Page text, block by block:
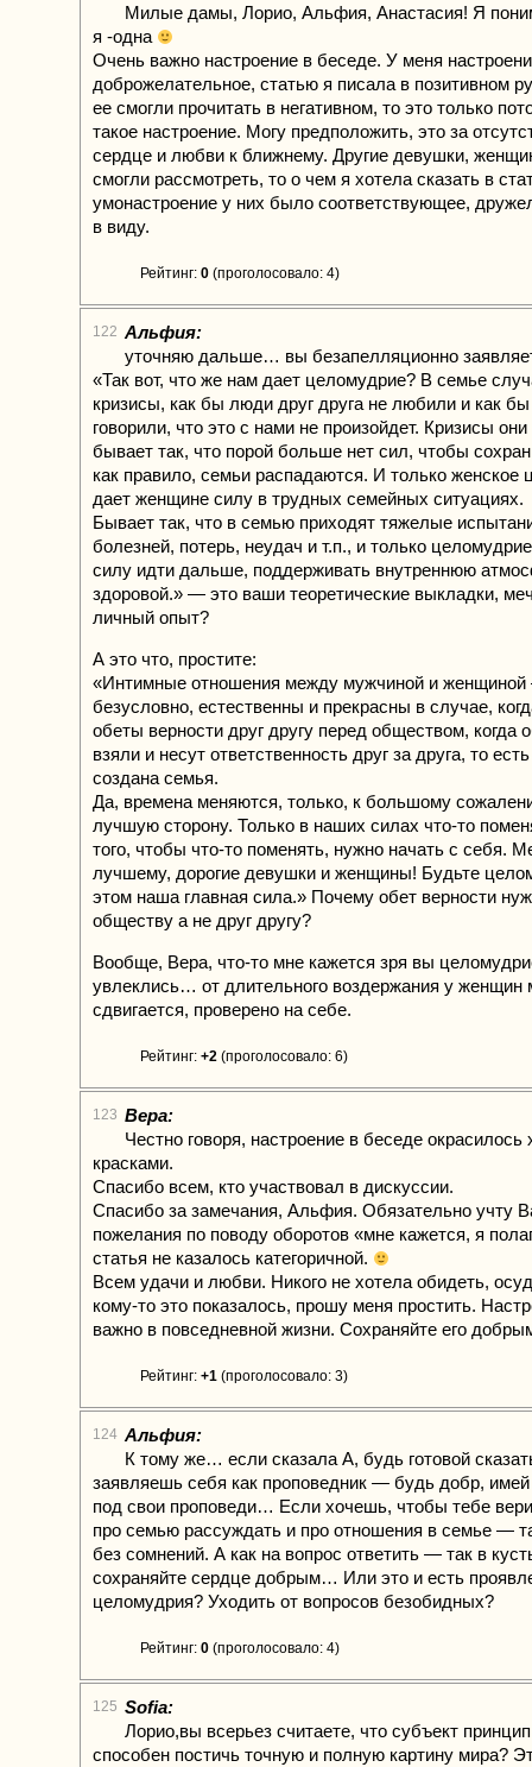
Милые дамы, Лорио, Альфия, Анастасия! Я
я -одна
Очень важно настроение в беседе. У меня
доброжелательное, статью я писала в позитивном
ее смогли прочитать в негативном, то это только
такое настроение. Могу предположить, это за
сердце и любви к ближнему. Другие девушки,
смогли рассмотреть, то о чем я хотела сказать в
умонастроение у них было соответствующее,
в виду.
Рейтинг: 0 (проголосовало: 4)
122 Альфия:
уточняю дальше… вы безапелляционно
«Так вот, что же нам дает целомудрие? В семье
кризисы, как бы люди друг друга не любили и как
говорили, что это с нами не произойдет. Кризисы они
бывает так, что порой больше нет сил, чтобы
как правило, семьи распадаются. И только женское
дает женщине силу в трудных семейных ситуациях.
Бывает так, что в семью приходят тяжелые
болезней, потерь, неудач и т.п., и только
силу идти дальше, поддерживать внутреннюю
здоровой.» — это ваши теоретические выкладки,
личный опыт?
А это что, простите:
«Интимные отношения между мужчиной и женщиной
безусловно, естественны и прекрасны в случае,
обеты верности друг другу перед обществом, когда
взяли и несут ответственность друг за друга, то
создана семья.
Да, времена меняются, только, к большому
лучшую сторону. Только в наших силах что-то
того, чтобы что-то поменять, нужно начать с себя.
лучшему, дорогие девушки и женщины! Будьте
этом наша главная сила.» Почему обет верности
обществу а не друг другу?
Вообще, Вера, что-то мне кажется зря вы
увлеклись… от длительного воздержания у женщин
сдвигается, проверено на себе.
Рейтинг: +2 (проголосовало: 6)
123 Вера:
Честно говоря, настроение в беседе
красками.
Спасибо всем, кто участвовал в дискуссии.
Спасибо за замечания, Альфия. Обязательно учту
пожелания по поводу оборотов «мне кажется, я
статья не казалось категоричной.
Всем удачи и любви. Никого не хотела обидеть,
кому-то это показалось, прошу меня простить.
важно в повседневной жизни. Сохраняйте его
Рейтинг: +1 (проголосовало: 3)
124 Альфия:
К тому же… если сказала А, будь готовой
заявляешь себя как проповедник — будь добр,
под свои проповеди… Если хочешь, чтобы тебе
про семью рассуждать и про отношения в семье —
без сомнений. А как на вопрос ответить — так в
сохраняйте сердце добрым… Или это и есть
целомудрия? Уходить от вопросов безобидных?
Рейтинг: 0 (проголосовало: 4)
125 Sofia:
Лорио,вы всерьез считаете, что субъект
способен постичь точную и полную картину мира?